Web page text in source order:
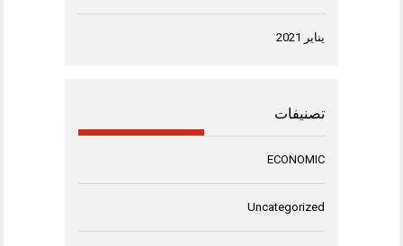
يناير 2021
تصنيفات
ECONOMIC
Uncategorized